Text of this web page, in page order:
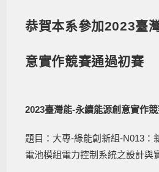
恭賀本系參加2023臺
意實作競賽通過初賽
2023臺灣能-永續能源創意實作
題目：大專-綠能創新組-N013：
電池模組電力控制系統之設計與